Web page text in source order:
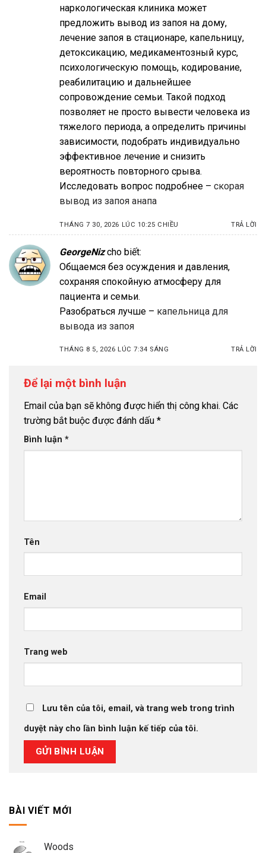
наркологическая клиника может
предложить вывод из запоя на дому,
лечение запоя в стационаре, капельницу,
детоксикацию, медикаментозный курс,
психологическую помощь, кодирование,
реабилитацию и дальнейшее
сопровождение семьи. Такой подход
позволяет не просто вывести человека из
тяжелого периода, а определить причины
зависимости, подобрать индивидуально
эффективное лечение и снизить
вероятность повторного срыва.
Исследовать вопрос подробнее – скорая
вывод из запоя анапа
THÁNG 7 30, 2026 LÚC 10:25 CHIỀU TRẢ LỜI
GeorgeNiz cho biết:
Общаемся без осуждения и давления,
сохраняя спокойную атмосферу для
пациента и семьи.
Разобраться лучше – капельница для
вывода из запоя
THÁNG 8 5, 2026 LÚC 7:34 SÁNG TRẢ LỜI
Để lại một bình luận
Email của bạn sẽ không được hiển thị công khai. Các
trường bắt buộc được đánh dấu *
Bình luận *
Tên
Email
Trang web
Lưu tên của tôi, email, và trang web trong trình
duyệt này cho lần bình luận kế tiếp của tôi.
BÀI VIẾT MỚI
Woods